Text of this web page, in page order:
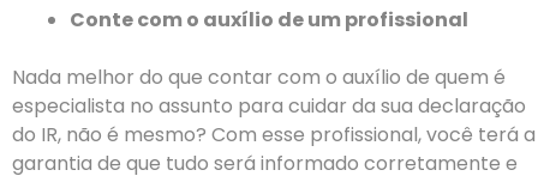
Conte com o auxílio de um profissional
Nada melhor do que contar com o auxílio de quem é
especialista no assunto para cuidar da sua declaração
do IR, não é mesmo? Com esse profissional, você terá a
garantia de que tudo será informado corretamente e